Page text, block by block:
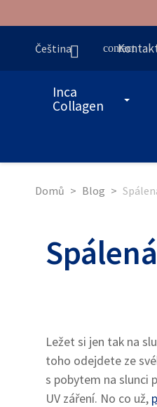
Čeština contact
Inca
Collagen
Domů Blog
Ležet si jen tak na
toho odejdete ze
s pobytem na slunci
UV záření. No co už,